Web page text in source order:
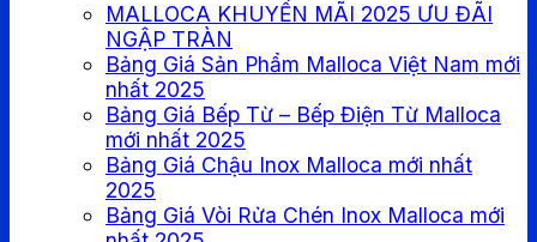
MALLOCA KHUYẾN MÃI 2025 ƯU ĐÃI
NGẬP TRÀN
Bảng Giá Sản Phẩm Malloca Việt Nam mới
nhất 2025
Bảng Giá Bếp Từ – Bếp Điện Từ Malloca
mới nhất 2025
Bảng Giá Chậu Inox Malloca mới nhất
2025
Bảng Giá Vòi Rửa Chén Inox Malloca mới